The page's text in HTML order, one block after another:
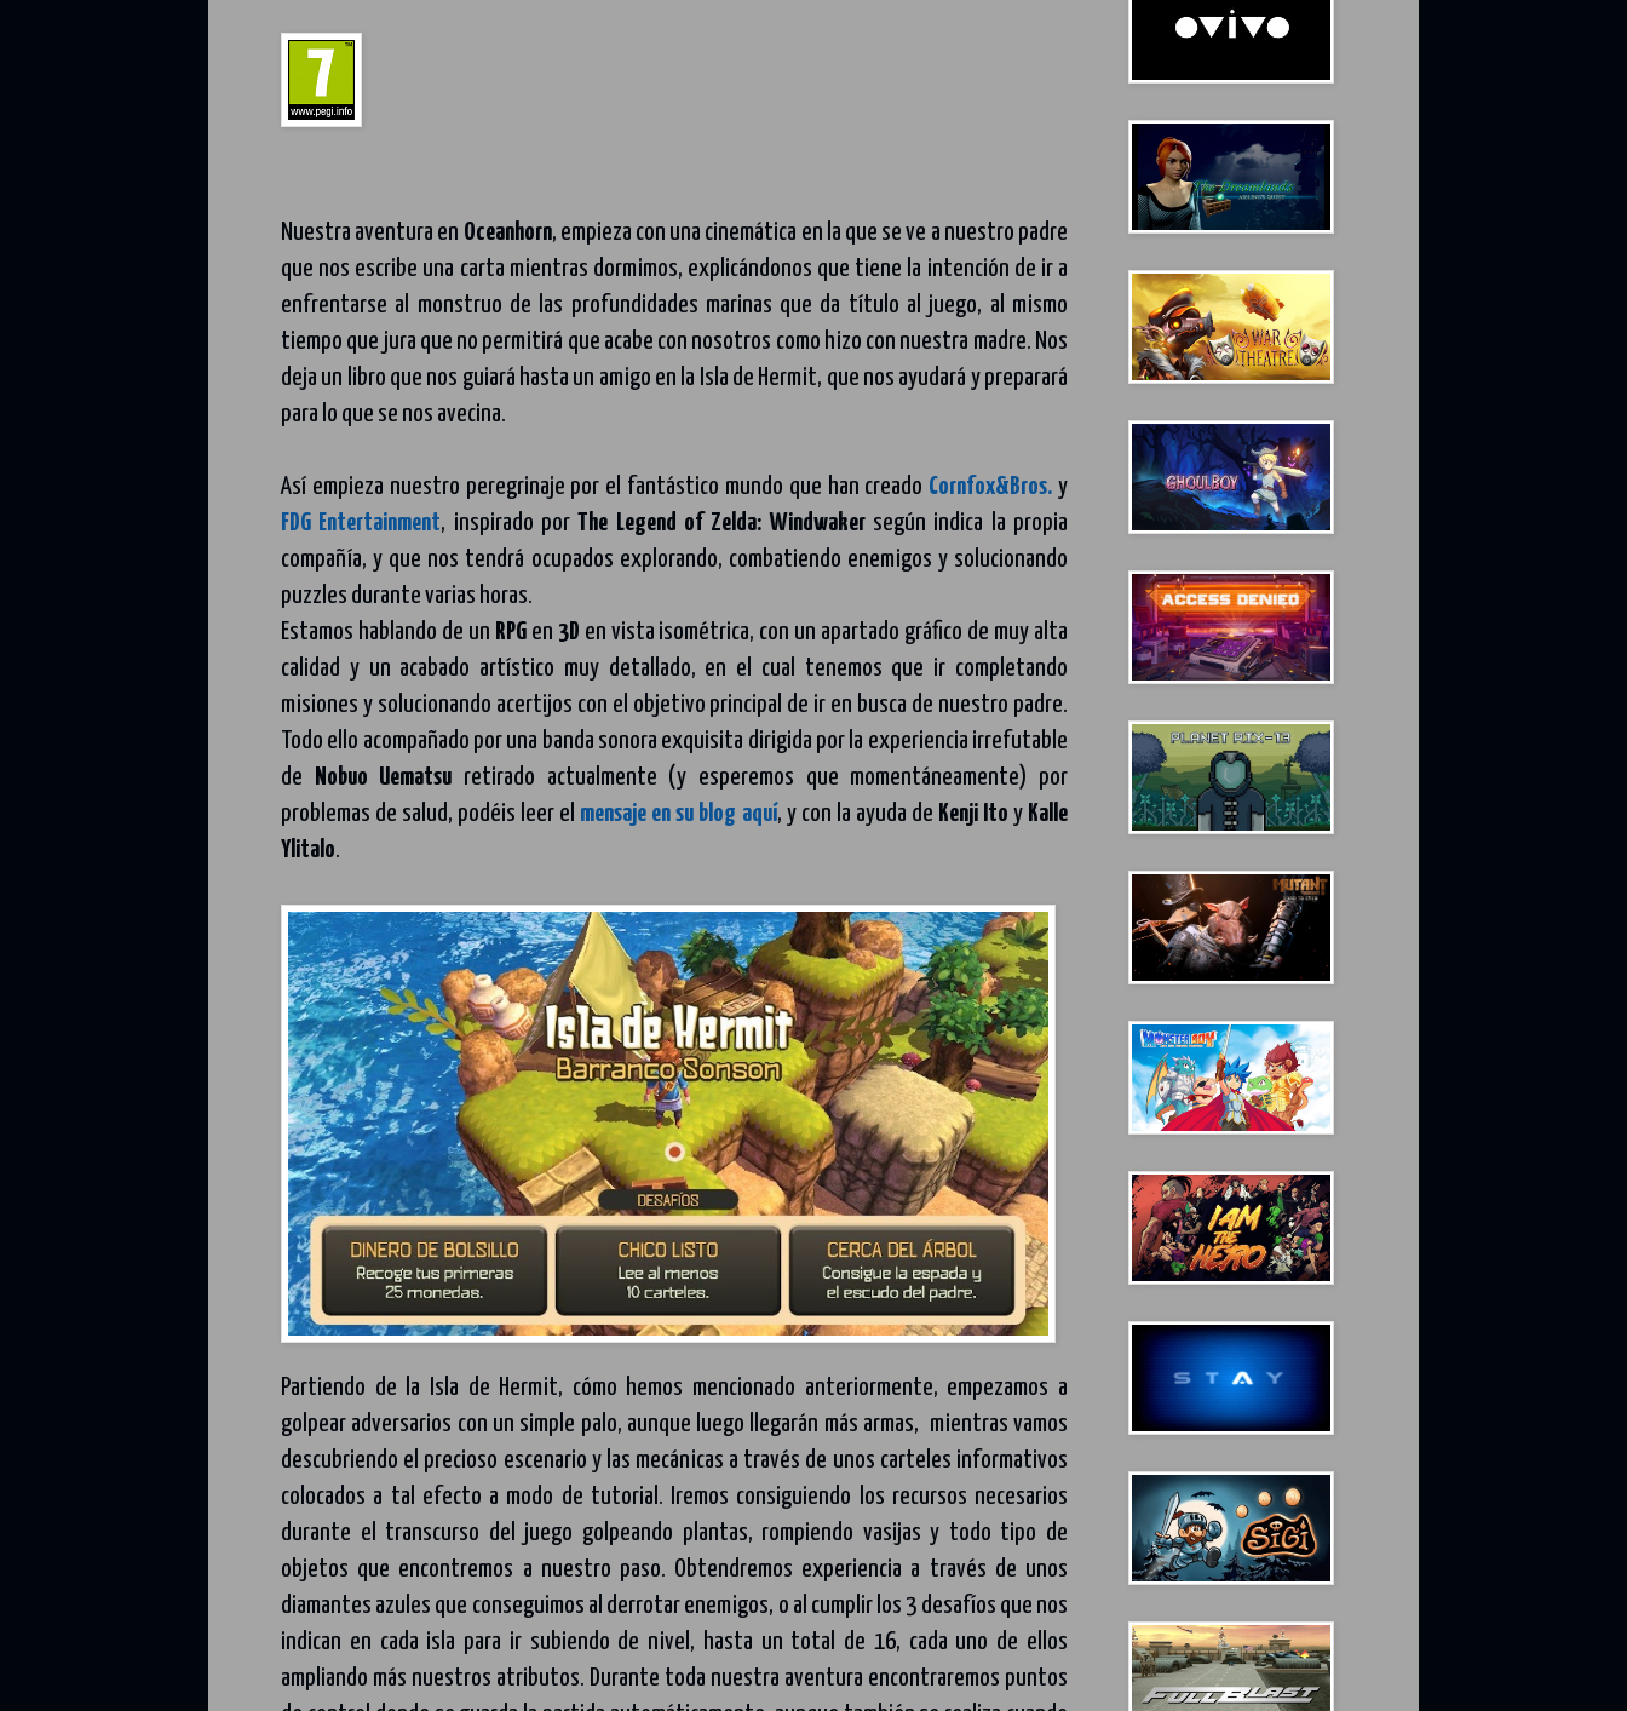
Nuestra aventura en Oceanhorn, empieza con una cinemática en la que se ve a nuestro padre
que nos escribe una carta mientras dormimos, explicándonos que tiene la intención de ir a
enfrentarse al monstruo de las profundidades marinas que da título al juego, al mismo
tiempo que jura que no permitirá que acabe con nosotros como hizo con nuestra madre. Nos
deja un libro que nos guiará hasta un amigo en la Isla de Hermit, que nos ayudará y preparará
para lo que se nos avecina.
Así empieza nuestro peregrinaje por el fantástico mundo que han creado Cornfox&Bros. y
FDG Entertainment, inspirado porThe Legend of Zelda: Windwakersegún indica la propia
compañía, y que nos tendrá ocupados explorando, combatiendo enemigos y solucionando
puzzles durante varias horas.
Estamos hablando de un RPGen 3D en vista isométrica, con un apartado gráfico de muy alta
calidad y un acabado artístico muy detallado, en el cual tenemos que ir completando
misiones y solucionando acertijos con el objetivo principal de ir en busca de nuestro padre.
Todo ello acompañado por una banda sonora exquisita dirigida por la experiencia irrefutable
de
Nobuo Uematsu retirado actualmente (y esperemos que momentáneamente) por
problemas de salud, podéis leer el mensaje en su blog aquí, y con la ayuda de Kenji Ito y Kalle
Ylitalo.
Partiendo de la Isla de Hermit, cómo hemos mencionado anteriormente, empezamos a
golpear adversarios con un simple palo, aunque luego llegarán más armas, mientras vamos
descubriendo el precioso escenario y las mecánicas a través de unos carteles informativos
colocados a tal efecto a modo de tutorial. Iremos consiguiendo los recursos necesarios
durante el transcurso del juego golpeando plantas, rompiendo vasijas y todo tipo de
objetos que encontremos a nuestro paso. Obtendremos experiencia a través de unos
diamantes azules que conseguimos al derrotar enemigos, o al cumplir los 3 desafíos que nos
indican en cada isla para ir subiendo de nivel, hasta un total de 16, cada uno de ellos
ampliando más nuestros atributos. Durante toda nuestra aventura encontraremos puntos